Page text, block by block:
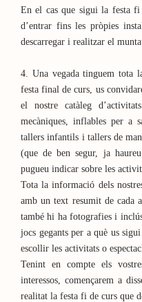
En el cas que sigui la festa fi
d’entrar fins les pròpies
descarregar i realitzar el
4. Una vegada tinguem tota
festa final de curs, us
el nostre catàleg
mecàniques, inflables per a
tallers infantils i tallers de
(que de ben segur, ja
pugueu indicar sobre les
Tota la informació dels
amb un text resumit de cada
també hi ha fotografies i
jocs gegants per a què us
escollir les activitats o
Tenint en compte els
interessos, començarem a
realitat la festa fi de curs que